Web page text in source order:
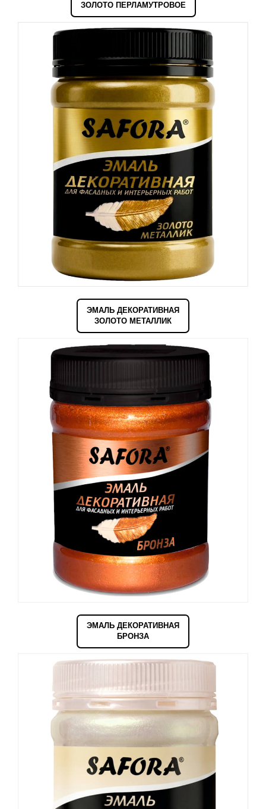
ЗОЛОТО ПЕРЛАМУТРОВОЕ
ЭМАЛЬ ДЕКОРАТИВНАЯ
ЗОЛОТО МЕТАЛЛИК
ЭМАЛЬ ДЕКОРАТИВНАЯ
БРОНЗА